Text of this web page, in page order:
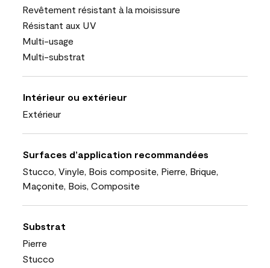
Revêtement résistant à la moisissure
Résistant aux UV
Multi-usage
Multi-substrat
Intérieur ou extérieur
Extérieur
Surfaces d’application recommandées
Stucco, Vinyle, Bois composite, Pierre, Brique,
Maçonite, Bois, Composite
Substrat
Pierre
Stucco